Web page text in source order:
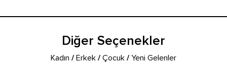
Diğer Seçenekler
Kadın /Erkek /Çocuk /Yeni Gelenler